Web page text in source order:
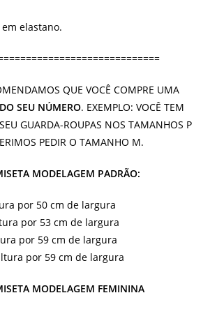
elastano.
QUE VOCÊ COMPRE UMA
SEU NÚMERO. EXEMPLO: VOCÊ TEM
GUARDA-ROUPAS NOS TAMANHOS P
PEDIR O TAMANHO M.
MODELAGEM PADRÃO:
por 50 cm de largura
por 53 cm de largura
por 59 cm de largura
por 59 cm de largura
MODELAGEM FEMININA